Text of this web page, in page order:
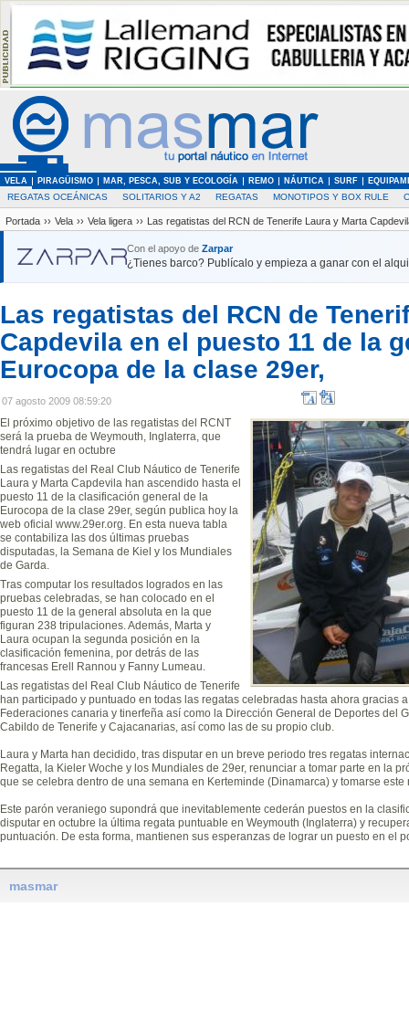
VELA PIRAGÜISMO MAR, PESCA, SUB Y ECOLOGÍA REMO NÁUTICA SURF
REGATAS OCEÁNICAS SOLITARIOS Y A2 REGATAS MONOTIPOS Y BOX RULE
Portada ›› Vela ›› Vela ligera ›› Las regatistas del RCN de Tenerife Laura y Marta
Con el apoyo de Zarpar
¿Tienes barco? Publícalo y empieza a ganar con el
Las regatistas del RCN de
Capdevila en el puesto 11 de la
Eurocopa de la clase 29er,
07 agosto 2009 08:59:20
El próximo objetivo de las regatistas del RCNT
será la prueba de Weymouth, Inglaterra, que
tendrá lugar en octubre
Las regatistas del Real Club Náutico de Tenerife
Laura y Marta Capdevila han ascendido hasta el
puesto 11 de la clasificación general de la
Eurocopa de la clase 29er, según publica hoy la
web oficial www.29er.org. En esta nueva tabla
se contabiliza las dos últimas pruebas
disputadas, la Semana de Kiel y los Mundiales
de Garda.
Tras computar los resultados logrados en las
pruebas celebradas, se han colocado en el
puesto 11 de la general absoluta en la que
figuran 238 tripulaciones. Además, Marta y
Laura ocupan la segunda posición en la
clasificación femenina, por detrás de las
francesas Erell Rannou y Fanny Lumeau.
Las regatistas del Real Club Náutico de Tenerife
han participado y puntuado en todas las regatas celebradas hasta ahora gracias
Federaciones canaria y tinerfeña así como la Dirección General de Deportes del
Cabildo de Tenerife y Cajacanarias, así como las de su propio club.
Laura y Marta han decidido, tras disputar en un breve periodo tres regatas
Regatta, la Kieler Woche y los Mundiales de 29er, renunciar a tomar parte en la
que se celebra dentro de una semana en Kerteminde (Dinamarca) y tomarse
Este parón veraniego supondrá que inevitablemente cederán puestos en la
disputar en octubre la última regata puntuable en Weymouth (Inglaterra) y
puntuación. De esta forma, mantienen sus esperanzas de lograr un puesto en el
masmar